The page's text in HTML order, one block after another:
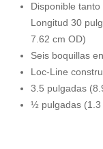
Disponible
Longitud 30
7.62 cm OD)
Seis boquillas
Loc-Line
3.5 pulgadas
½ pulgadas (1.3